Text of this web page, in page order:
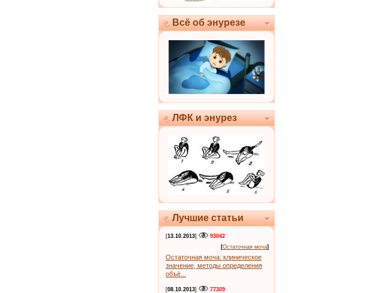
Всё об энурезе
ЛФК и энурез
Лучшие статьи
[13.10.2013]
93042
[Остаточная моча]
Остаточная моча: клиническое
значение, методы определения
объё...
[08.10.2013]
77309